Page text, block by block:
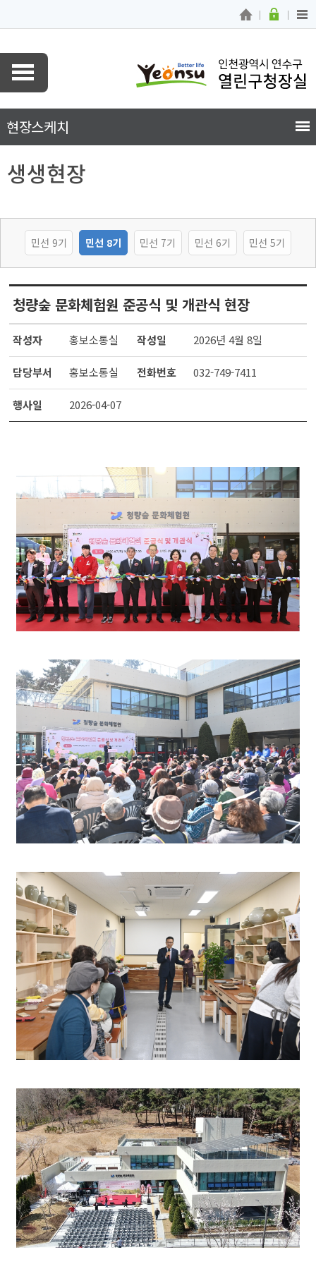
현장스케치
생생현장
민선 9기 민선 8기 민선 7기 민선 6기 민선 5기
청량숲 문화체험원 준공식 및 개관식 현장
작성자 홍보소통실 작성일 2026년 4월 8일
담당부서 홍보소통실 전화번호 032-749-7411
행사일 2026-04-07